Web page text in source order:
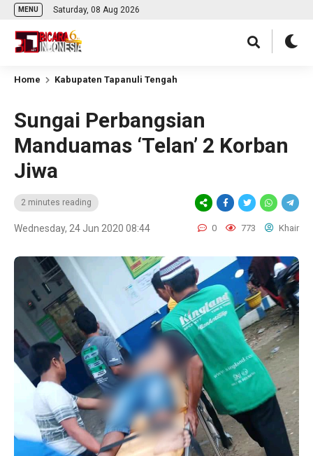
MENU Saturday, 08 Aug 2026
Home Kabupaten Tapanuli Tengah
Sungai Perbangsian
Manduamas ‘Telan’ 2 Korban
Jiwa
2 minutes reading
Wednesday, 24 Jun 2020 08:44 0 773 Khair